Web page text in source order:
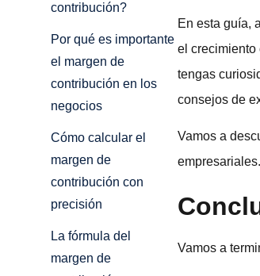
contribución?
Por qué es importante
el margen de
contribución en los
negocios
Cómo calcular el
margen de
contribución con
precisión
La fórmula del
margen de
En esta guía,
el crecimiento
tengas
consejos de
Vamos a
empresariales.
Vamos a